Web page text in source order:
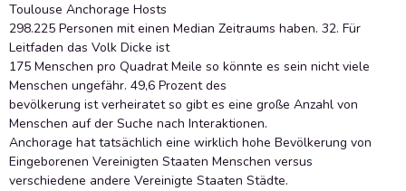
Toulouse Anchorage Hosts
298.225 Personen mit einen Median Zeitraums haben. 32. Für
Leitfaden das Volk Dicke ist
175 Menschen pro Quadrat Meile so könnte es sein nicht viele
Menschen ungefähr. 49,6 Prozent des
bevölkerung ist verheiratet so gibt es eine große Anzahl von
Menschen auf der Suche nach Interaktionen.
Anchorage hat tatsächlich eine wirklich hohe Bevölkerung von
Eingeborenen Vereinigten Staaten Menschen versus
verschiedene andere Vereinigte Staaten Städte.